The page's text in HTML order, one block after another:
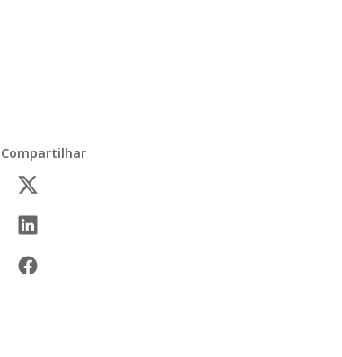
Compartilhar